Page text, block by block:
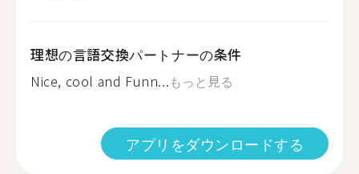
理想の言語交換パートナーの条件
Nice, cool and Funn...もっと見る
アプリをダウンロードする